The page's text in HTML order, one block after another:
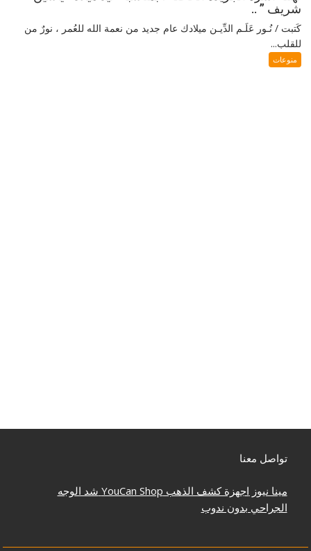
شريف ” ..
كَتبت / نُـور عَلَـم الدِّيـن ميلادك عام جديد من نعمة الله للعُمر ، نورٌ من
للقلب...
منوعات
تواصل معنا
مينا نيوز اجهزة كشف الذهب YouCan Shop شد الوجه
الجراحي بدون ندوب